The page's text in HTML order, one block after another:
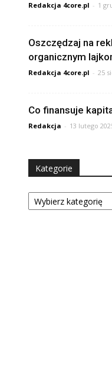
Redakcja 4core.pl - 1
Oszczędzaj na
organicznym
Redakcja 4core.pl - 25
Co finansuje
Redakcja - 13 lutego
Kategorie
Kategorie